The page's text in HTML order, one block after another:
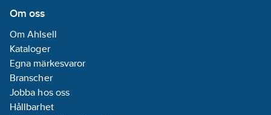
Om oss
Om Ahlsell
Kataloger
Egna märkesvaror
Branscher
Jobba hos oss
Hållbarhet